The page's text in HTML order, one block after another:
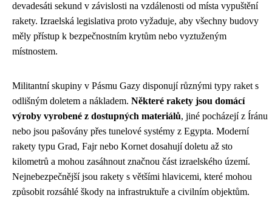
devadesáti sekund v závislosti na vzdálenosti od místa vypuštění
rakety. Izraelská legislativa proto vyžaduje, aby všechny budovy
měly přístup k bezpečnostním krytům nebo vyztuženým
místnostem.
Militantní skupiny v Pásmu Gazy disponují různými typy raket s
odlišným doletem a nákladem. Některé rakety jsou domácí
výroby vyrobené z dostupných materiálů, jiné pocházejí z Íránu
nebo jsou pašovány přes tunelové systémy z Egypta. Moderní
rakety typu Grad, Fajr nebo Kornet dosahují doletu až sto
kilometrů a mohou zasáhnout značnou část izraelského území.
Nejnebezpečnější jsou rakety s většími hlavicemi, které mohou
způsobit rozsáhlé škody na infrastruktuře a civilním objektům.